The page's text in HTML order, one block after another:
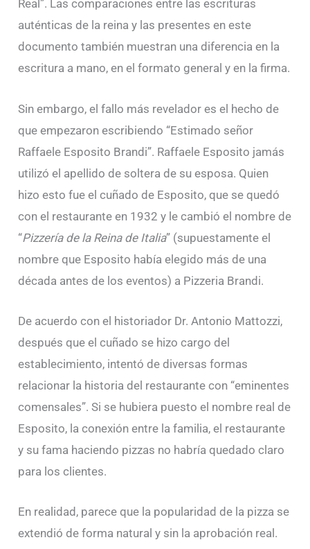
Real”. Las comparaciones entre las escrituras
auténticas de la reina y las presentes en este
documento también muestran una diferencia en la
escritura a mano, en el formato general y en la firma.
Sin embargo, el fallo más revelador es el hecho de
que empezaron escribiendo “Estimado señor
Raffaele Esposito Brandi”. Raffaele Esposito jamás
utilizó el apellido de soltera de su esposa. Quien
hizo esto fue el cuñado de Esposito, que se quedó
con el restaurante en 1932 y le cambió el nombre de
“Pizzería de la Reina de Italia” (supuestamente el
nombre que Esposito había elegido más de una
década antes de los eventos) a Pizzeria Brandi.
De acuerdo con el historiador Dr. Antonio Mattozzi,
después que el cuñado se hizo cargo del
establecimiento, intentó de diversas formas
relacionar la historia del restaurante con “eminentes
comensales”. Si se hubiera puesto el nombre real de
Esposito, la conexión entre la familia, el restaurante
y su fama haciendo pizzas no habría quedado claro
para los clientes.
En realidad, parece que la popularidad de la pizza se
extendió de forma natural y sin la aprobación real.